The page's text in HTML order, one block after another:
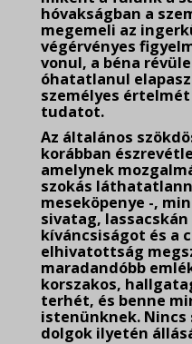
hóvakságban a
megemeli az
végérvényes
vonul, a béna
óhatatlanul
személyes
tudatot.
Az általános
korábban
amelynek
szokás
meseköpenye -,
sivatag,
kíváncsiságot és a
elhivatottság
maradandóbb
korszakos,
terhét, és benne
istenünknek. Nincs
dolgok ilyetén